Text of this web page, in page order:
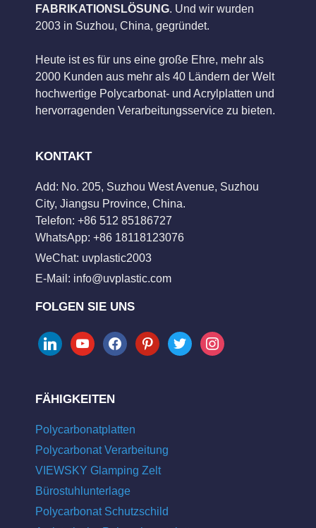
FABRIKATIONSLÖSUNG. Und wir wurden
2003 in Suzhou, China, gegründet.
Heute ist es für uns eine große Ehre, mehr als
2000 Kunden aus mehr als 40 Ländern der Welt
hochwertige Polycarbonat- und Acrylplatten und
hervorragenden Verarbeitungsservice zu bieten.
KONTAKT
Add: No. 205, Suzhou West Avenue, Suzhou
City, Jiangsu Province, China.
Telefon: +86 512 85186727
WhatsApp: +86 18118123076
WeChat: uvplastic2003
E-Mail: info@uvplastic.com
FOLGEN SIE UNS
linkedinyoutubefacebookpinteresttwitter instagram
FÄHIGKEITEN
Polycarbonatplatten
Polycarbonat Verarbeitung
VIEWSKY Glamping Zelt
Bürostuhlunterlage
Polycarbonat Schutzschild